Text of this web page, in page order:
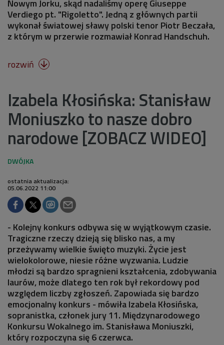
Nowym Jorku, skąd nadaliśmy operę Giuseppe
Verdiego pt. "Rigoletto". Jedną z głównych partii
wykonał światowej sławy polski tenor Piotr Beczała,
z którym w przerwie rozmawiał Konrad Handschuh.
rozwiń 
Izabela Kłosińska: Stanisław
Moniuszko to nasze dobro
narodowe [ZOBACZ WIDEO]
ostatnia aktualizacja:
05.06.2022 11:00
- Kolejny konkurs odbywa się w wyjątkowym czasie.
Tragiczne rzeczy dzieją się blisko nas, a my
przeżywamy wielkie święto muzyki. Życie jest
wielokolorowe, niesie różne wyzwania. Ludzie
młodzi są bardzo spragnieni kształcenia, zdobywania
laurów, może dlatego ten rok był rekordowy pod
względem liczby zgłoszeń. Zapowiada się bardzo
emocjonalny konkurs - mówiła Izabela Kłosińska,
sopranistka, członek jury 11. Międzynarodowego
Konkursu Wokalnego im. Stanisława Moniuszki,
który rozpoczyna się 6 czerwca.